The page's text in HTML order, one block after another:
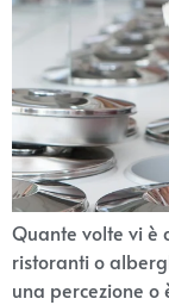
Quante volte vi è
ristoranti o
una percezione